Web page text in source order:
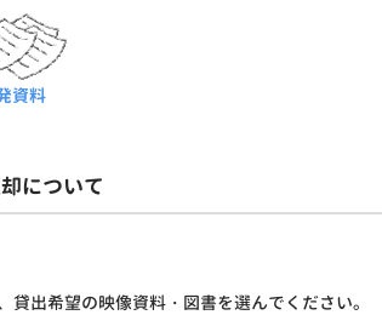
資料
について
出希望の映像資料・図書を選んでください。